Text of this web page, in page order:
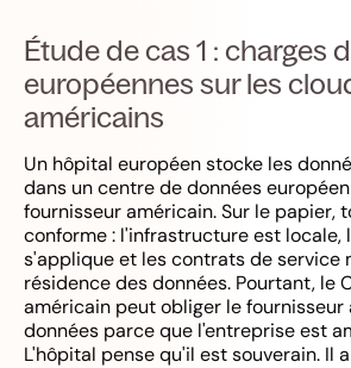
Étude de cas 1 : charges
européennes sur les
américains
Un hôpital européen stocke les
dans un centre de données
fournisseur américain. Sur le papier,
conforme : l'infrastructure est locale,
s'applique et les contrats de service
résidence des données. Pourtant, le
américain peut obliger le
données parce que l'entreprise est
L'hôpital pense qu'il est souverain. Il